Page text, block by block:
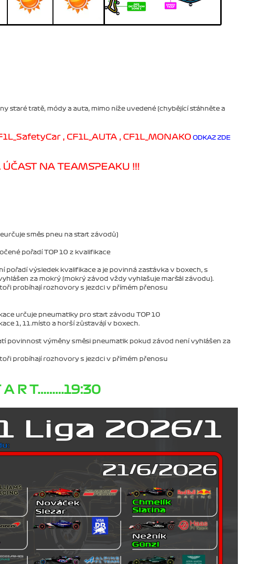
staré tratě, módy a auta, mimo níže uvedené (chybějící stáhněte a
, CF1L_AUTA , CF1L_MONAKO ODKAZ ZDE
NA TEAMSPEAKU !!!
směs pneu na start závodů)
pořadí TOP 10 z kvalifikace
pořadí výsledek kvalifikace a je povinná zastávka v boxech, s
za mokrý (mokrý závod vždy vyhlašuje maršál závodu).
probíhají rozhovory s jezdci v přímém přenosu
určuje pneumatiky pro start závodu TOP 10
1, 11.místo a horší zůstavájí v boxech.
povinnost výměny směsi pneumatik pokud závod není vyhlášen za
probíhají rozhovory s jezdci v přímém přenosu
A R T.........19:30